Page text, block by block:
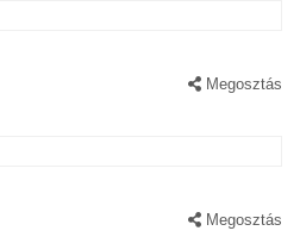
Megosztás
Megosztás